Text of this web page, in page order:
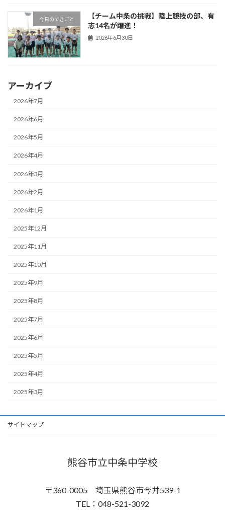
今日のできごと
【チーム中条の挑戦】陸上競技の部、有
志14名が躍進！
2026年6月30日
アーカイブ
2026年7月
2026年6月
2026年5月
2026年4月
2026年3月
2026年2月
2026年1月
2025年12月
2025年11月
2025年10月
2025年9月
2025年8月
2025年7月
2025年6月
2025年5月
2025年4月
2025年3月
サイトマップ
熊谷市立中条中学校
〒360-0005 埼玉県熊谷市今井539-1
TEL：048-521-3092